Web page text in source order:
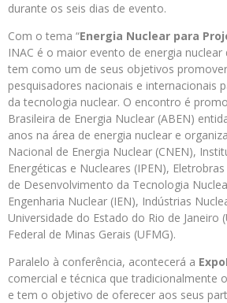
durante os seis dias de evento.
Com o tema “Energia Nuclear para
INAC é o maior evento de energia nuclear
tem como um de seus objetivos
pesquisadores nacionais e internacionais
da tecnologia nuclear. O encontro é
Brasileira de Energia Nuclear (ABEN)
anos na área de energia nuclear e
Nacional de Energia Nuclear (CNEN),
Energéticas e Nucleares (IPEN),
de Desenvolvimento da Tecnologia
Engenharia Nuclear (IEN), Indústrias
Universidade do Estado do Rio de Janeiro
Federal de Minas Gerais (UFMG).
Paralelo à conferência, acontecerá a
comercial e técnica que tradicionalmente
e tem o objetivo de oferecer aos seus